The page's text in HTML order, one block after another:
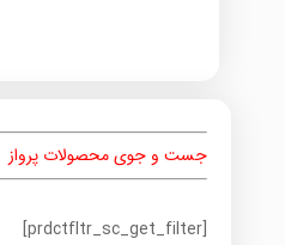
جست و جوی محصولات پرواز
[prdctfltr_sc_get_filter]